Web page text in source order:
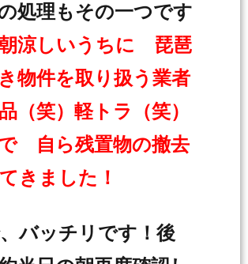
処理もその一つです
涼しいうちに 琵琶
物件を取り扱う業者
（笑）軽トラ（笑）
自ら残置物の撤去
きました！
バッチリです！後